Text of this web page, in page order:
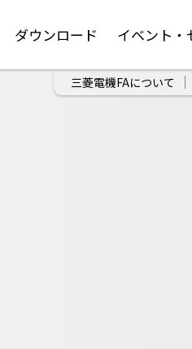
ダウンロード イベント・
三菱電機FAについて